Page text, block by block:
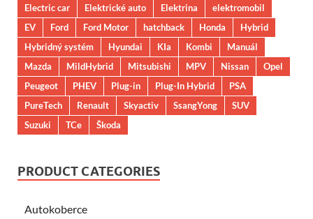
Electric car
Elektrické auto Elektrina
elektromobil
EV
Ford Ford Motor hatchback Honda
Hybrid
Hybridný systém
Hyundai KIa Kombi
Manuál
Mazda
MildHybrid Mitsubishi MPV Nissan
Opel
Peugeot
PHEV Plug-in Plug-In Hybrid
PSA
PureTech
Renault Skyactiv SsangYong
SUV
Suzuki
TCe Škoda
PRODUCT CATEGORIES
Autokoberce